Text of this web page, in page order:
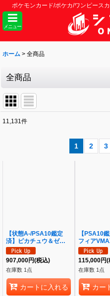
ポケモンカード/ポケカ/ワンピース
メニュー
ホーム > 全商品
全商品
11,131件
1 2 3
【状態A-/PSA10鑑定
済】ピカチュウ＆ゼクロ
ムGX(SA)《SR》
{101/095}[その他]
907,000円(税込)
在庫数 1点
カートに入れる
【PSA10
フィア
《HR》
他]
115,000円(
在庫数 1点
カー